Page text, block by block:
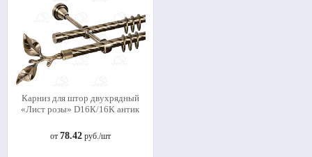
Карниз для штор двухрядный
«Лист розы» D16К/16К антик
от 78.42руб./шт